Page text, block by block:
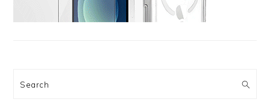
Search